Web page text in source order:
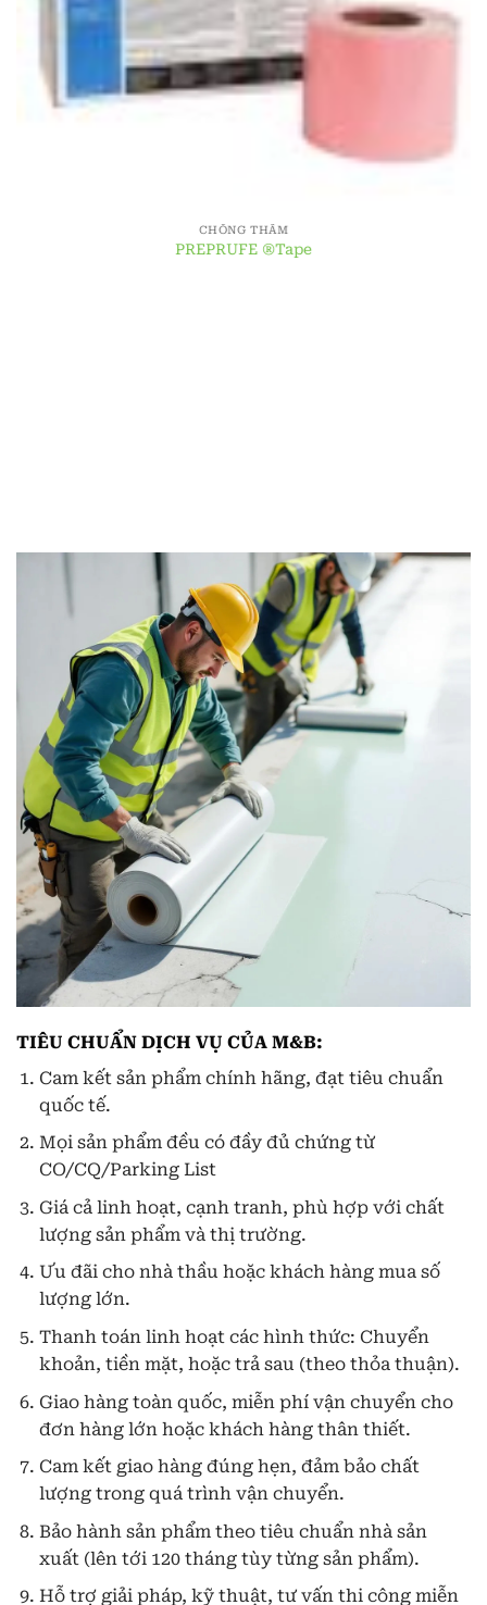
CHỐNG THẤM
PREPRUFE ®Tape
TIÊU CHUẨN DỊCH VỤ CỦA M&B:
Cam kết sản phẩm chính hãng, đạt tiêu chuẩn
quốc tế.
Mọi sản phẩm đều có đầy đủ chứng từ
CO/CQ/Parking List
Giá cả linh hoạt, cạnh tranh, phù hợp với chất
lượng sản phẩm và thị trường.
Ưu đãi cho nhà thầu hoặc khách hàng mua số
lượng lớn.
Thanh toán linh hoạt các hình thức: Chuyển
khoản, tiền mặt, hoặc trả sau (theo thỏa thuận).
Giao hàng toàn quốc, miễn phí vận chuyển cho
đơn hàng lớn hoặc khách hàng thân thiết.
Cam kết giao hàng đúng hẹn, đảm bảo chất
lượng trong quá trình vận chuyển.
Bảo hành sản phẩm theo tiêu chuẩn nhà sản
xuất (lên tới 120 tháng tùy từng sản phẩm).
Hỗ trợ giải pháp, kỹ thuật, tư vấn thi công miễn